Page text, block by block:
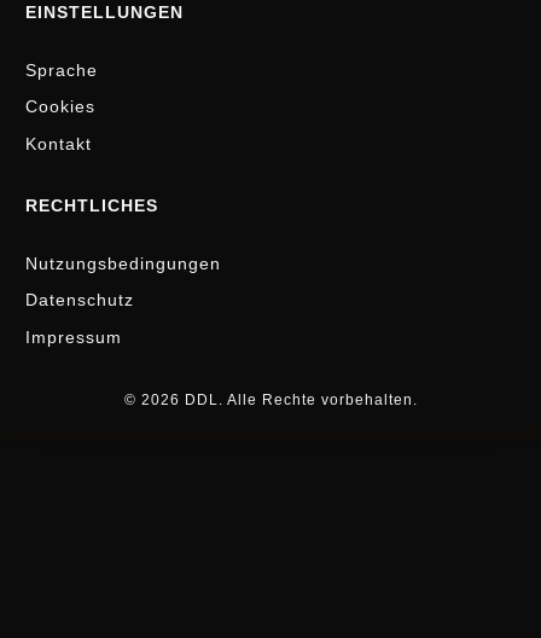
EINSTELLUNGEN
Sprache
Cookies
Kontakt
RECHTLICHES
Nutzungsbedingungen
Datenschutz
Impressum
© 2026 DDL. Alle Rechte vorbehalten.